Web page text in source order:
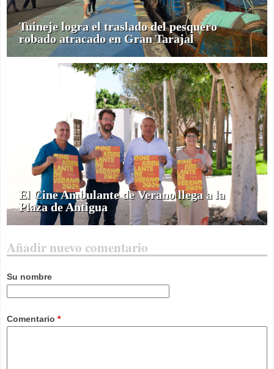
Tuineje logra el traslado del pesquero
robado atracado en Gran Tarajal
El Cine Ambulante de Verano llega a la
Plaza de Antigua
Añadir nuevo comentario
Su nombre
Comentario *